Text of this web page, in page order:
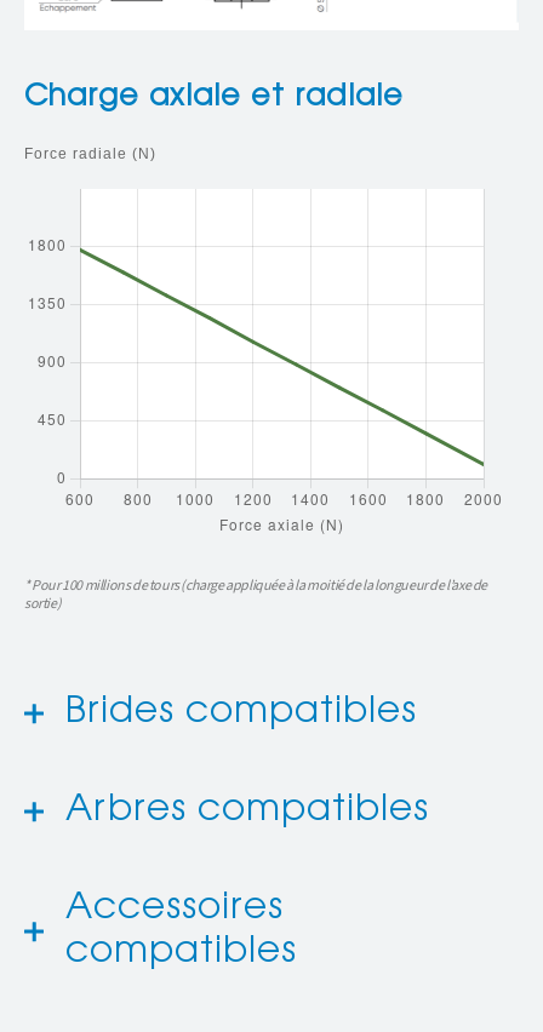
Charge axiale et radiale
* Pour 100 millions de tours (charge appliquée à la moitié de la longueur de l’axe de
sortie)
Brides compatibles
Arbres compatibles
Accessoires
compatibles